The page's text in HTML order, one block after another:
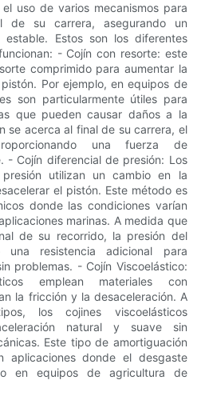
uso de varios mecanismos para
su carrera, asegurando un
estable. Estos son los diferentes
- Cojín con resorte: este
comprimido para aumentar la
Por ejemplo, en equipos de
son particularmente útiles para
que pueden causar daños a la
se acerca al final de su carrera, el
una fuerza de
- Cojín diferencial de presión: Los
utilizan un cambio en la
el pistón. Este método es
donde las condiciones varían
marinas. A medida que
de su recorrido, la presión del
una resistencia adicional para
problemas. - Cojín Viscoelástico:
emplean materiales con
la fricción y la desaceleración. A
los cojines viscoelásticos
natural y suave sin
Este tipo de amortiguación
donde el desgaste
en equipos de agricultura de